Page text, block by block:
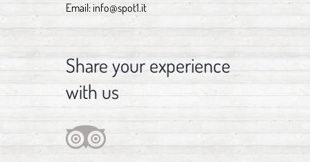
Email: info@spot1.it
Share your experience
with us